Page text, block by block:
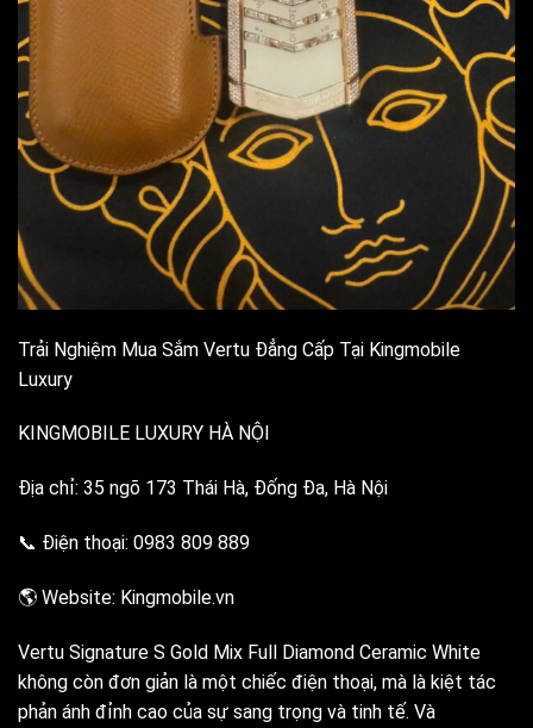
Trải Nghiệm Mua Sắm Vertu Đẳng Cấp Tại Kingmobile
Luxury
KINGMOBILE LUXURY HÀ NỘI
Địa chỉ: 35 ngõ 173 Thái Hà, Đống Đa, Hà Nội
📞 Điện thoại: 0983 809 889
🌎 Website: Kingmobile.vn
Vertu Signature S Gold Mix Full Diamond Ceramic White
không còn đơn giản là một chiếc điện thoại, mà là kiệt tác
phản ánh đỉnh cao của sự sang trọng và tinh tế. Và